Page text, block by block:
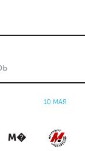
10 МАЯ
М�